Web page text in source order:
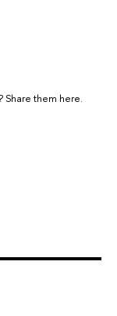
Share them here.